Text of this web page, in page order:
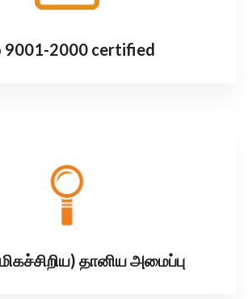
9001-2000 certified
தானிய அமைப்பு